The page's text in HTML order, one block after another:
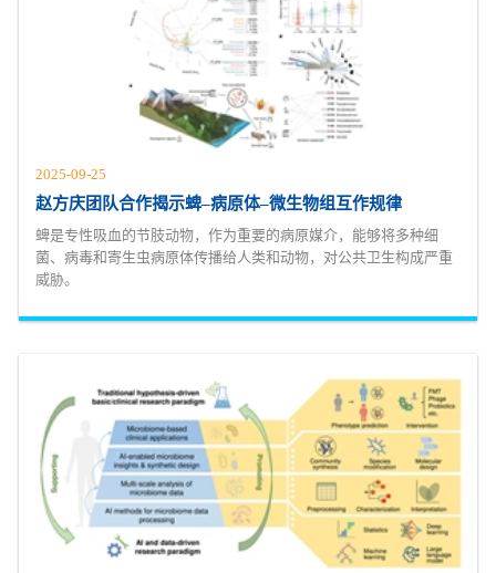
2025-09-25
赵方庆团队合作揭示蜱–病原体–微生物组互作规律
蜱是专性吸血的节肢动物，作为重要的病原媒介，能够将多种细
菌、病毒和寄生虫病原体传播给人类和动物，对公共卫生构成严重
威胁。